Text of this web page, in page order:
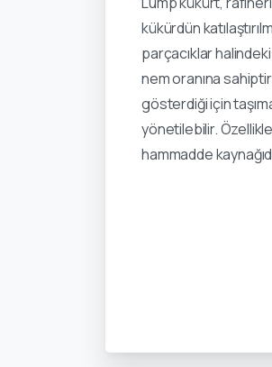
kükürdün
parçacıklar
nem oranına
gösterdiği için
yönetilebilir.
hammadde